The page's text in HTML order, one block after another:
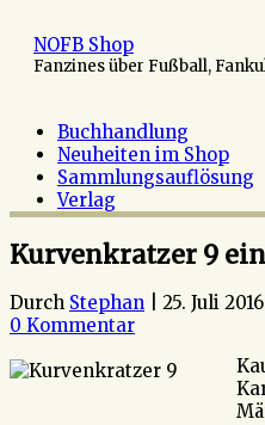
Inhalt
springen
NOFB Shop
Fanzines über Fußball,
Buchhandlung
Neuheiten im Shop
Sammlungsauflösung
Verlag
Kurvenkratzer 9
Durch Stephan
25. Juli 2016
0 Kommentar